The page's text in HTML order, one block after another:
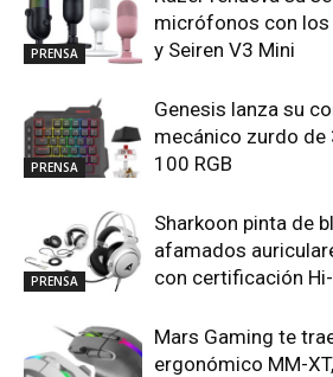
PRENSA
micrófonos con los
y Seiren V3 Mini
PRENSA
Genesis lanza su
mecánico zurdo de
100 RGB
PRENSA
Sharkoon pinta de
afamados
con certificación
Mars Gaming te
ergonómico MM-